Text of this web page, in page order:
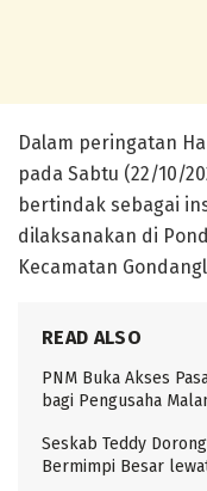
Dalam peringatan
pada Sabtu (22/10/
bertindak sebagai
dilaksanakan di
Kecamatan
READ ALSO
PNM Buka Akses
bagi Pengusaha
Seskab Teddy
Bermimpi Besar